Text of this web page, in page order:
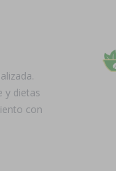
y dietas
con